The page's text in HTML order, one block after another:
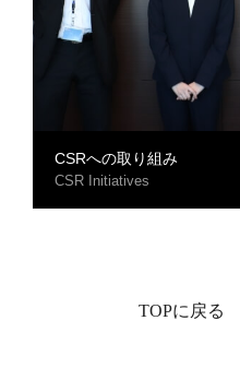
CSRへの取り組み
CSR Initiatives
TOPに戻る